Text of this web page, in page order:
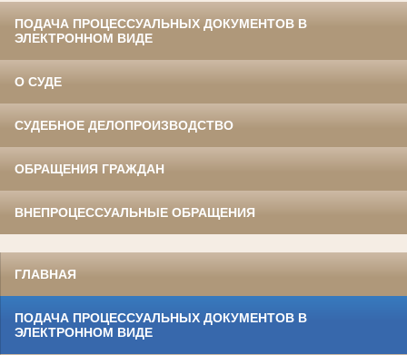
ПОДАЧА ПРОЦЕССУАЛЬНЫХ ДОКУМЕНТОВ В
ЭЛЕКТРОННОМ ВИДЕ
О СУДЕ
СУДЕБНОЕ ДЕЛОПРОИЗВОДСТВО
ОБРАЩЕНИЯ ГРАЖДАН
ВНЕПРОЦЕССУАЛЬНЫЕ ОБРАЩЕНИЯ
ГЛАВНАЯ
ПОДАЧА ПРОЦЕССУАЛЬНЫХ ДОКУМЕНТОВ В
ЭЛЕКТРОННОМ ВИДЕ